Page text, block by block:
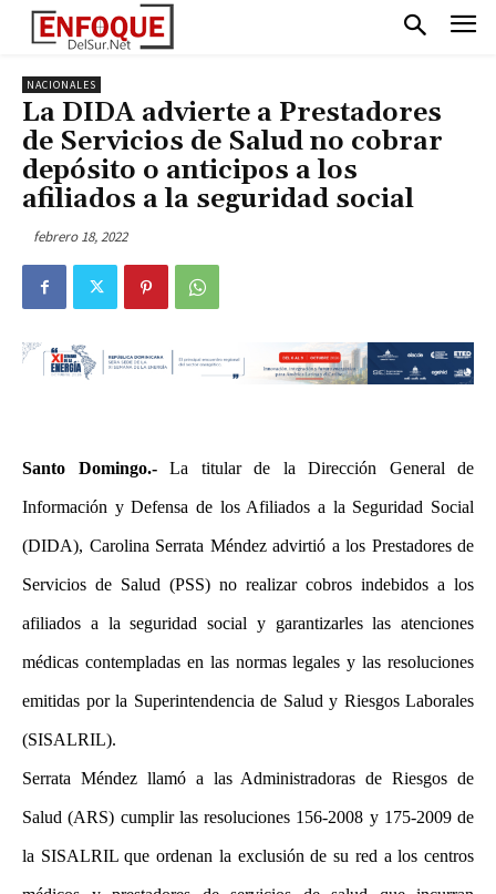
NACIONALES
La DIDA advierte a Prestadores
de Servicios de Salud no cobrar
depósito o anticipos a los
afiliados a la seguridad social
febrero 18, 2022
Santo Domingo.-La titular de la Dirección General de
Información y Defensa de los Afiliados a la Seguridad Social
(DIDA), Carolina Serrata Méndez advirtió a los Prestadores de
Servicios de Salud (PSS) no realizar cobros indebidos a los
afiliados a la seguridad social y garantizarles las atenciones
médicas contempladas en las normas legales y las resoluciones
emitidas por la Superintendencia de Salud y Riesgos Laborales
(SISALRIL).
Serrata Méndez llamó a las Administradoras de Riesgos de
Salud (ARS) cumplir las resoluciones 156-2008 y 175-2009 de
la SISALRIL que ordenan la exclusión de su red a los centros